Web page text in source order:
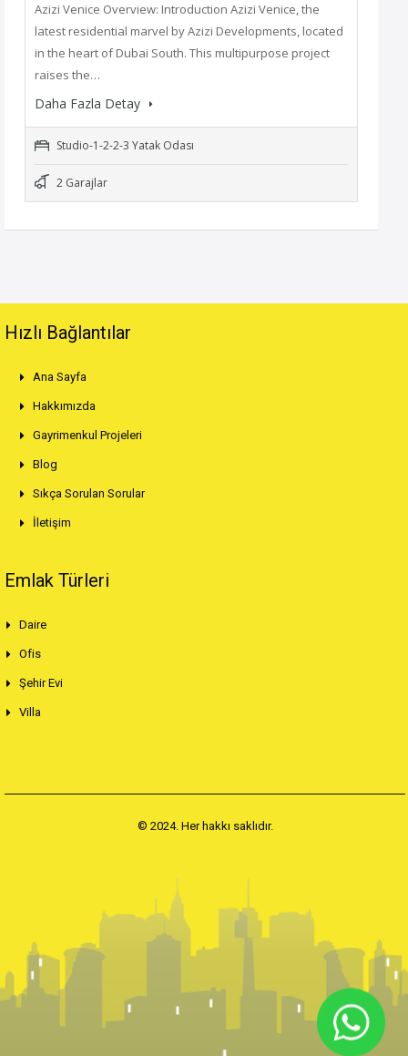
Azizi Venice Overview: Introduction Azizi Venice, the
latest residential marvel by Azizi Developments, located
in the heart of Dubai South. This multipurpose project
raises the…
Daha Fazla Detay
Studio-1-2-2-3 Yatak Odası
2 Garajlar
Hızlı Bağlantılar
Ana Sayfa
Hakkımızda
Gayrimenkul Projeleri
Blog
Sıkça Sorulan Sorular
İletişim
Emlak Türleri
Daire
Ofis
Şehir Evi
Villa
© 2024. Her hakkı saklıdır.